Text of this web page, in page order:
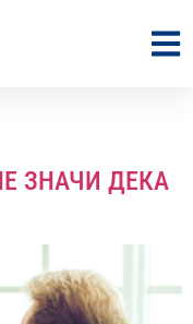
ЗНАЧИ ДЕКА